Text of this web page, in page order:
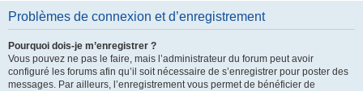
Problèmes de connexion et d’enregistrement
Pourquoi dois-je m’enregistrer ?
Vous pouvez ne pas le faire, mais l’administrateur du forum peut avoir
configuré les forums afin qu’il soit nécessaire de s’enregistrer pour poster des
messages. Par ailleurs, l’enregistrement vous permet de bénéficier de